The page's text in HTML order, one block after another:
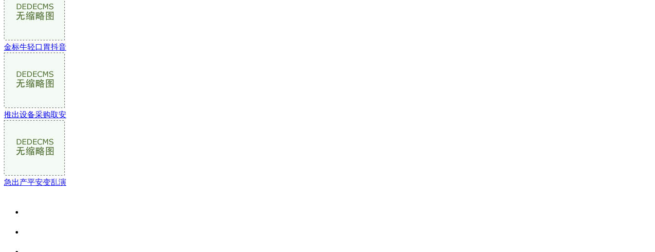
金标牛轻口胃抖音
推出设备采购取安
急出产平安变乱演